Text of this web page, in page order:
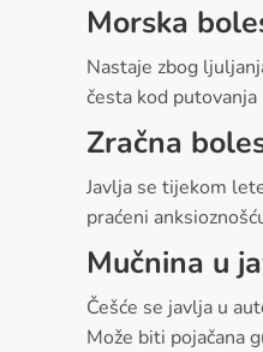
Morska
Nastaje zbog
česta kod
Zračna
Javlja se tijekom
praćeni
Mučnina u
Češće se javlja u
Može biti pojačana